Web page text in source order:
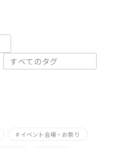
イベント会場・お祭り